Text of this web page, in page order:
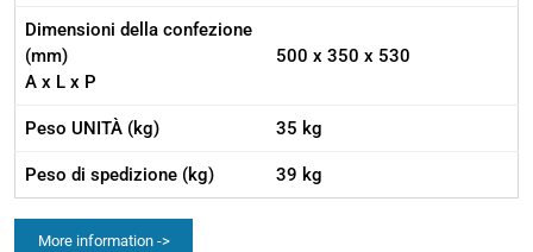
Dimensioni della confezione
(mm)
A x L x P
500 x 350 x 530
Peso UNITÀ (kg) 35 kg
Peso di spedizione (kg) 39 kg
More information ->